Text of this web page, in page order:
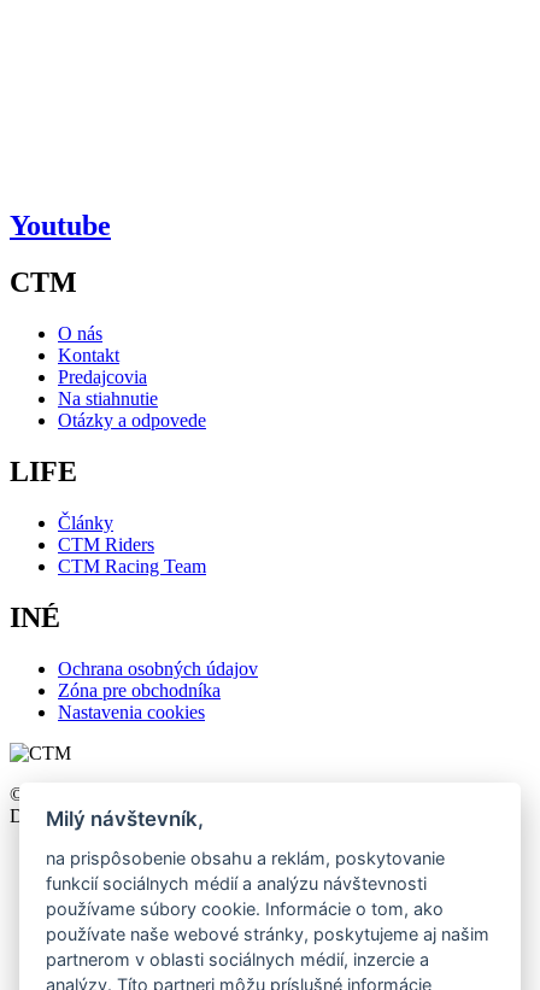
Youtube
CTM
O nás
Kontakt
Predajcovia
Na stiahnutie
Otázky a odpovede
LIFE
Články
CTM Riders
CTM Racing Team
INÉ
Ochrana osobných údajov
Zóna pre obchodníka
Nastavenia cookies
©2026 CTM, All right reserved. Design by
Development byWebmall
Milý návštevník,
na prispôsobenie obsahu a reklám, poskytovanie
funkcií sociálnych médií a analýzu návštevnosti
používame súbory cookie. Informácie o tom, ako
používate naše webové stránky, poskytujeme aj našim
partnerom v oblasti sociálnych médií, inzercie a
analýzy. Títo partneri môžu príslušné informácie